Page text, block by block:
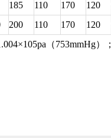
185 110 170 120
200 110 170 120
（753mmHg）；